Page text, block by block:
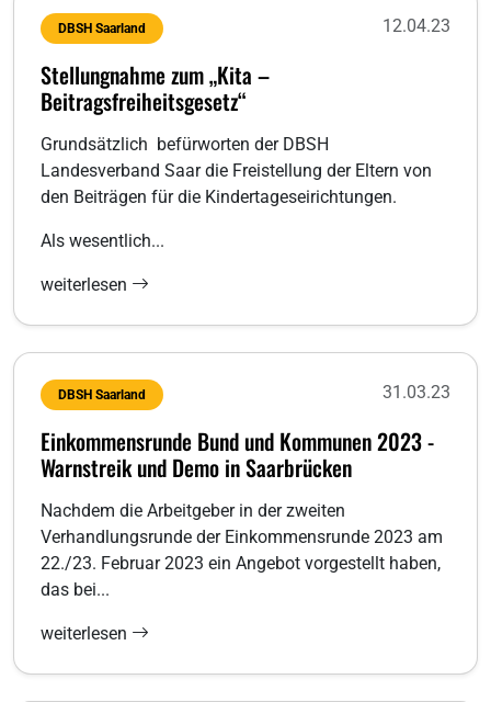
DBSH Saarland 12.04.23
Stellungnahme zum „Kita –
Beitragsfreiheitsgesetz“
Grundsätzlich befürworten der DBSH
Landesverband Saar die Freistellung der Eltern von
den Beiträgen für die Kindertageseirichtungen.
Als wesentlich...
weiterlesen
DBSH Saarland 31.03.23
Einkommensrunde Bund und Kommunen 2023 -
Warnstreik und Demo in Saarbrücken
Nachdem die Arbeitgeber in der zweiten
Verhandlungsrunde der Einkommensrunde 2023 am
22./23. Februar 2023 ein Angebot vorgestellt haben,
das bei...
weiterlesen